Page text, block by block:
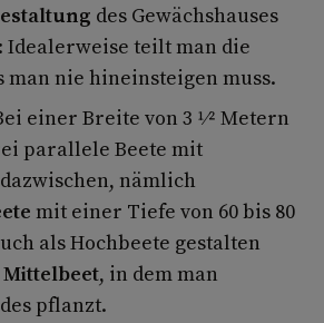
des Gewächshauses
teilt man die
man nie hineinsteigen muss.
einer Breite von 3 1⁄2 Metern
parallele Beete mit
dazwischen, nämlich
mit einer Tiefe von 60 bis 80
als Hochbeete gestalten
Mittelbeet, in dem man
pflanzt.